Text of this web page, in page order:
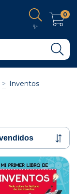
✨
0
> Inventos